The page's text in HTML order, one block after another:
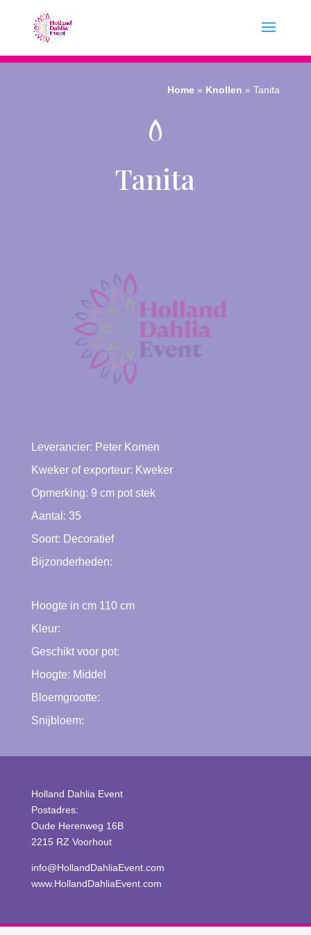
Home » Knollen »Tanita
Tanita
Leverancier: Peter Komen
Kweker of exporteur: Kweker
Opmerking: 9 cm pot stek
Aantal: 35
Soort: Decoratief
Bijzonderheden:
Hoogte in cm 110cm
Kleur:
Geschikt voor pot:
Hoogte: Middel
Bloemgrootte:
Snijbloem:
Holland Dahlia Event
Postadres:
Oude Herenweg 16B
2215 RZ Voorhout
info@HollandDahliaEvent.com
www.HollandDahliaEvent.com